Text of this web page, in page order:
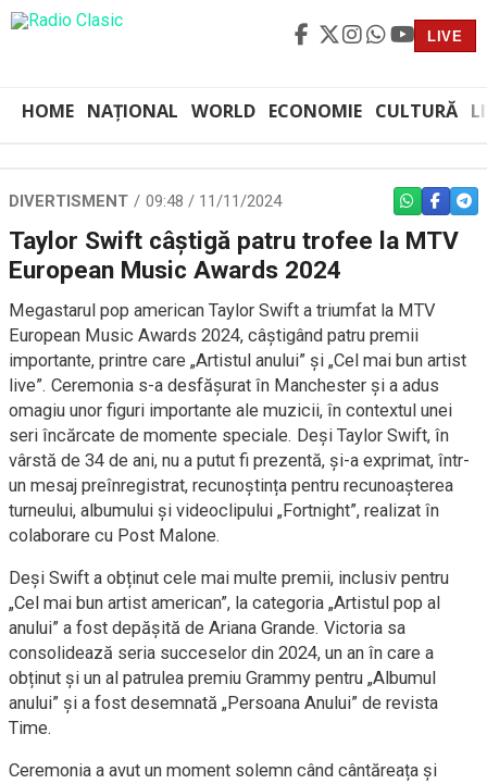
LIVE
HOME NAȚIONAL WORLD ECONOMIE CULTURĂ
DIVERTISMENT 09:48 / 11/11/2024 WHATSAPP
Taylor Swift câștigă patru trofee la MTV
European Music Awards 2024
Megastarul pop american Taylor Swift a triumfat la MTV
European Music Awards 2024, câștigând patru premii
importante, printre care „Artistul anului” și „Cel mai bun artist
live”. Ceremonia s-a desfășurat în Manchester și a adus
omagiu unor figuri importante ale muzicii, în contextul unei
seri încărcate de momente speciale. Deși Taylor Swift, în
vârstă de 34 de ani, nu a putut fi prezentă, și-a exprimat, într-
un mesaj preînregistrat, recunoștința pentru recunoașterea
turneului, albumului și videoclipului „Fortnight”, realizat în
colaborare cu Post Malone.
Deși Swift a obținut cele mai multe premii, inclusiv pentru
„Cel mai bun artist american”, la categoria „Artistul pop al
anului” a fost depășită de Ariana Grande. Victoria sa
consolidează seria succeselor din 2024, un an în care a
obținut și un al patrulea premiu Grammy pentru „Albumul
anului” și a fost desemnată „Persoana Anului” de revista
Time.
Ceremonia a avut un moment solemn când cântăreața și